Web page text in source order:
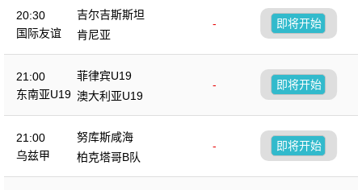
20:30
国际友谊
吉尔吉斯斯坦
-
肯尼亚
即将开始
21:00
东南亚U19
菲律宾U19
-
澳大利亚U19
即将开始
21:00
乌兹甲
努库斯咸海
-
柏克塔哥B队
即将开始